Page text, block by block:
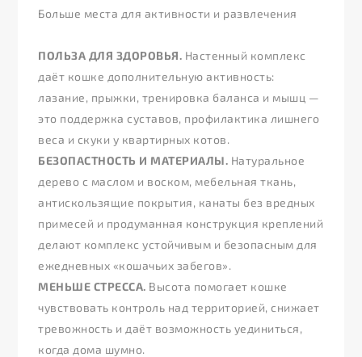
Больше места для активности и развлечения
ПОЛЬЗА ДЛЯ ЗДОРОВЬЯ. Настенный комплекс
даёт кошке дополнительную активность:
лазание, прыжки, тренировка баланса и мышц —
это поддержка суставов, профилактика лишнего
веса и скуки у квартирных котов.
БЕЗОПАСТНОСТЬ И МАТЕРИАЛЫ. Натуральное
дерево с маслом и воском, мебельная ткань,
антискользящие покрытия, канаты без вредных
примесей и продуманная конструкция креплений
делают комплекс устойчивым и безопасным для
ежедневных «кошачьих забегов».
МЕНЬШЕ СТРЕССА. Высота помогает кошке
чувствовать контроль над территорией, снижает
тревожность и даёт возможность уединиться,
когда дома шумно.